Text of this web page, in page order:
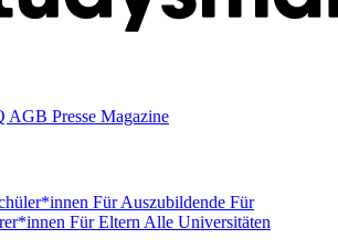
AGB Presse Magazine
Für Auszubildende Für
Für Eltern Alle Universitäten